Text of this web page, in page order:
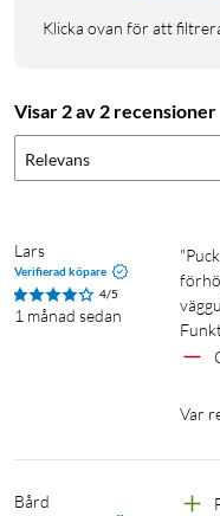
Klicka ovan för att
Visar 2 av 2 recensioner
Relevans
Lars
Verifierad köpare
4/5
1 månad sedan
"Pucken" var för tjock så jag fick montera en
Var
Bård